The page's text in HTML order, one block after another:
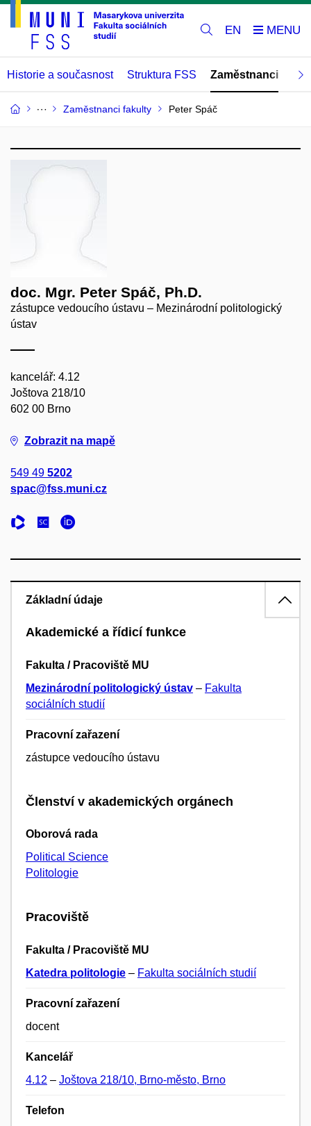
EN
Historie a současnost Struktura FSS Zaměstnanci
Zaměstnanci fakulty Peter Spáč
doc. Mgr. Peter Spáč, Ph.D.
zástupce vedoucího ústavu – Mezinárodní politologický
ústav
kancelář: 4.12
Joštova 218/10
602 00 Brno
Zobrazit na mapě
549 49 5202
spac@fss.muni.cz
Základní údaje
Akademické a řídicí funkce
Fakulta / Pracoviště MU
Mezinárodní politologický ústav – Fakulta
sociálních studií
Pracovní zařazení
zástupce vedoucího ústavu
Členství v akademických orgánech
Oborová rada
Political Science
Politologie
Pracoviště
Fakulta / Pracoviště MU
Katedra politologie – Fakulta sociálních studií
Pracovní zařazení
docent
Kancelář
4.12 – Joštova 218/10, Brno-město, Brno
Telefon